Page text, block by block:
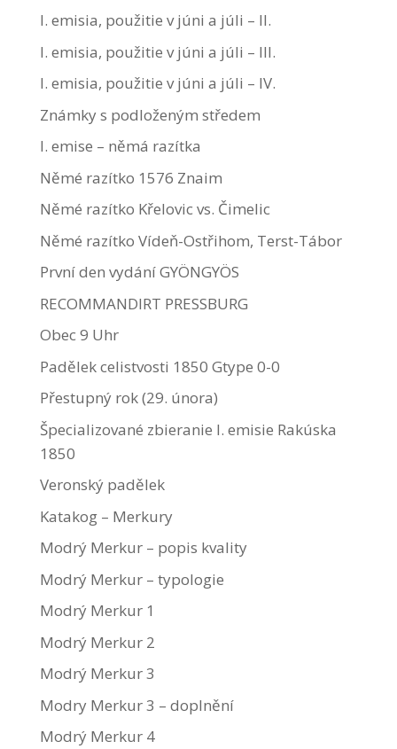
I. emisia, použitie v júni a júli – II.
I. emisia, použitie v júni a júli – III.
I. emisia, použitie v júni a júli – IV.
Známky s podloženým středem
I. emise – němá razítka
Němé razítko 1576 Znaim
Němé razítko Křelovic vs. Čimelic
Němé razítko Vídeň-Ostřihom, Terst-Tábor
První den vydání GYÖNGYÖS
RECOMMANDIRT PRESSBURG
Obec 9 Uhr
Padělek celistvosti 1850 Gtype 0-0
Přestupný rok (29. února)
Špecializované zbieranie I. emisie Rakúska
1850
Veronský padělek
Katakog – Merkury
Modrý Merkur – popis kvality
Modrý Merkur – typologie
Modrý Merkur 1
Modrý Merkur 2
Modrý Merkur 3
Modry Merkur 3 – doplnění
Modrý Merkur 4